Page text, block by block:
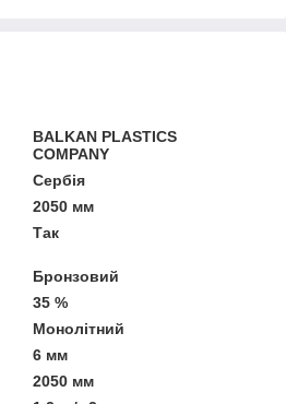
BALKAN PLASTICS
COMPANY
Сербія
2050 мм
Так
Бронзовий
35 %
Монолітний
6 мм
2050 мм